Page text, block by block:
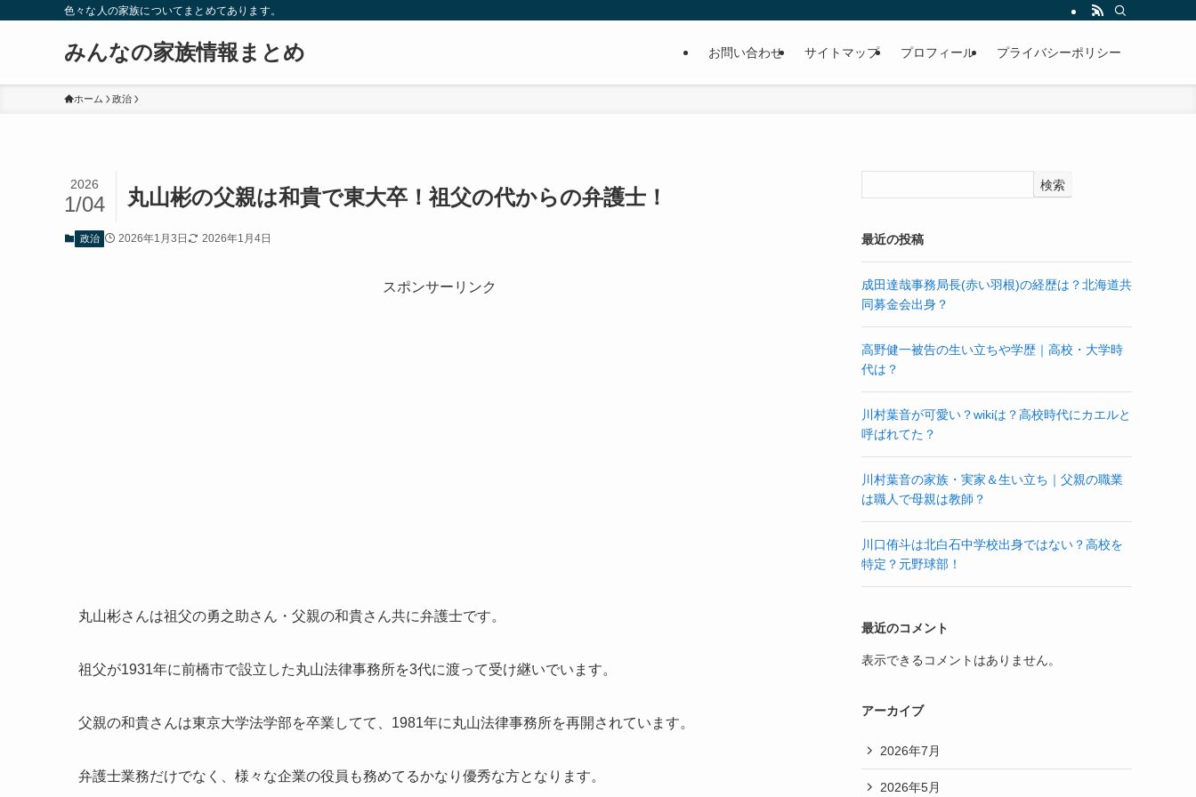
色々な人の家族についてまとめてあります。
みんなの家族情報まとめ お問い合わせ サイトマップ プロフィール プライバシーポリシー
ホーム 政治
丸山彬の父親は和貴で東大卒！祖父の代からの弁護士！
2026
1/04
政治 2026年1月3日 2026年1月4日
スポンサーリンク
丸山彬さんは祖父の勇之助さん・父親の和貴さん共に弁護士です。
祖父が1931年に前橋市で設立した丸山法律事務所を3代に渡って受け継いでいます。
父親の和貴さんは東京大学法学部を卒業してて、1981年に丸山法律事務所を再開されています。
弁護士業務だけでなく、様々な企業の役員も務めてるかなり優秀な方となります。
検索
最近の投稿
成田達哉事務局長(赤い羽根)の経歴は？北海道共
同募金会出身？
高野健一被告の生い立ちや学歴｜高校・大学時
代は？
川村葉音が可愛い？wikiは？高校時代にカエルと
呼ばれてた？
川村葉音の家族・実家＆生い立ち｜父親の職業
は職人で母親は教師？
川口侑斗は北白石中学校出身ではない？高校を
特定？元野球部！
最近のコメント
表示できるコメントはありません。
アーカイブ
2026年7月
2026年5月